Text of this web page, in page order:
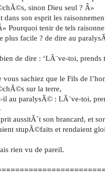
sinon Dieu seul ? Â»
dans son esprit les
Pourquoi tenir de tels
plus facile ? de dire au
de dire : ‘LÃ¨ve-toi, prends
vous sachiez que le Fils de
sur la terre,
il au paralysÃ© : LÃ¨ve-toi,
aussitÃ´t son brancard, et
stupÃ©faits et rendaient
rien vu de pareil.